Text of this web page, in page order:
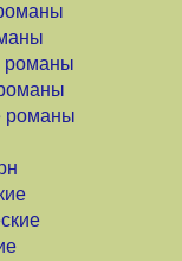
романы
романы